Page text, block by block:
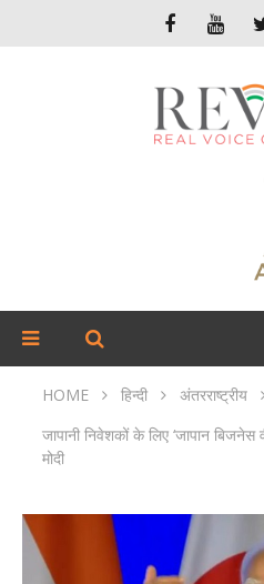
HOME हिन्दी
अंतरराष्ट्रीय
जापानी निवेशकों के लिए ‘जापान
मोदी